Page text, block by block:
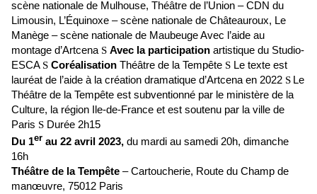
scène nationale de Mulhouse, Théâtre de l’Union – CDN du
Limousin, L’Équinoxe – scène nationale de Châteauroux, Le
Manège – scène nationale de Maubeuge Avec l’aide au
montage d’Artcena S Avec la participation artistique du Studio-
ESCA S Coréalisation Théâtre de la Tempête S Le texte est
lauréat de l’aide à la création dramatique d’Artcena en 2022 S Le
Théâtre de la Tempête est subventionné par le ministère de la
Culture, la région Ile-de-France et est soutenu par la ville de
Paris S Durée 2h15
Du 1er au 22 avril 2023, du mardi au samedi 20h, dimanche
16h
Théâtre de la Tempête – Cartoucherie, Route du Champ de
manœuvre, 75012 Paris